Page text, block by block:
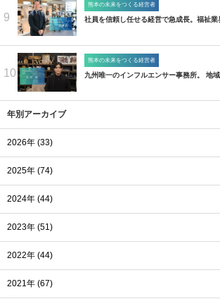
9
熊本の未来をつくる経営者
社員を信頼し任せる経営で急成長。福祉業
10
熊本の未来をつくる経営者
九州唯一のインフルエンサー事務所。 地
年別アーカイブ
2026年 (33)
2025年 (74)
2024年 (44)
2023年 (51)
2022年 (44)
2021年 (67)